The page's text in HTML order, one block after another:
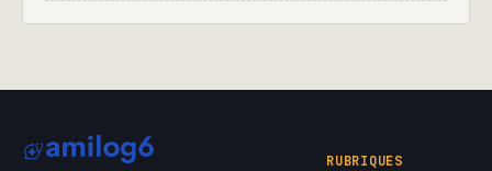
RUBRIQUES